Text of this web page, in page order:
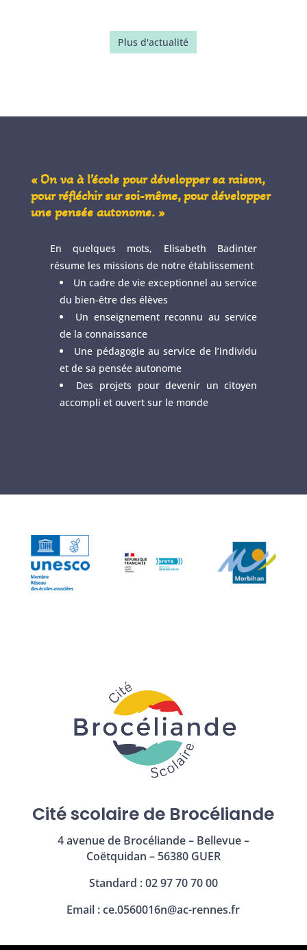
Plus d'actualité
« On va à l’école pour développer sa raison,
pour réfléchir sur soi-même, pour développer
une pensée autonome. »
En quelques mots, Elisabeth Badinter
résume les missions de notre établissement
Un cadre de vie exceptionnel au service
du bien-être des élèves
Un enseignement reconnu au service
de la connaissance
Une pédagogie au service de l’individu
et de sa pensée autonome
Des projets pour devenir un citoyen
accompli et ouvert sur le monde
Cité scolaire de Brocéliande
4 avenue de Brocéliande – Bellevue –
Coëtquidan – 56380 GUER
Standard : 02 97 70 70 00
Email :ce.0560016n@ac-rennes.fr